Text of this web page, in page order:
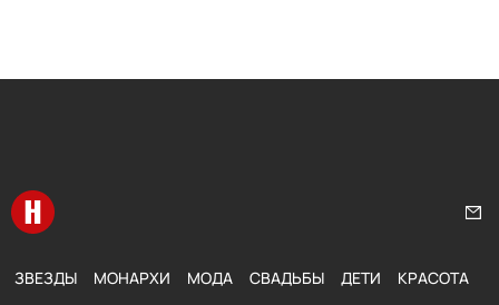
Перейти на главную
ЗВЕЗДЫ МОНАРХИ МОДА СВАДЬБЫ ДЕТИ КРАСОТА